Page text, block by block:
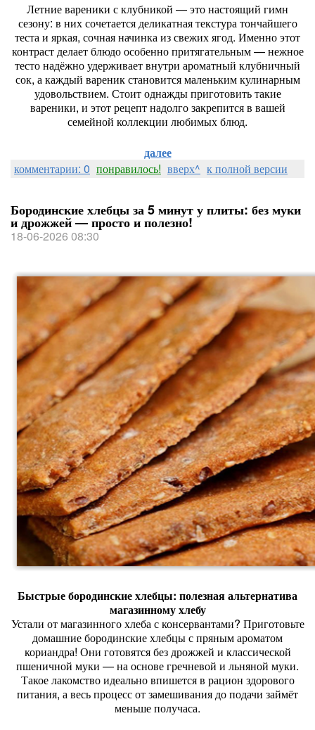
Летниевареники склубникой — этонастоящий гимн
сезону: в нихсочетаетсяделикатнаятекстуратончайшего
тестаи яркая, сочнаяначинкаизсвежихягод. Именноэтот
контрастделаетблюдоособеннопритягательным— нежное
тестонадёжноудерживаетвнутри ароматный клубничный
сок, акаждый вареникстановитсямаленькимкулинарным
удовольствием. Стоитоднаждыприготовитьтакие
вареники, и этотрецептнадолгозакрепитсяв вашей
семейной коллекции любимыхблюд.
далее
комментарии: 0 понравилось! вверх^ к полной версии
Бородинские хлебцы за 5 минут у плиты: без муки
и дрожжей — просто и полезно!
18-06-2026 08:30
Быстрыебородинскиехлебцы: полезнаяальтернатива
магазинномухлебу
Устали отмагазинногохлебасконсервантами? Приготовьте
домашниебородинскиехлебцыспрянымароматом
кориандра! Они готовятсябездрожжей и классической
пшеничной муки — наосновегречневой и льняной муки.
Такоелакомствоидеальновпишетсяв рацион здорового
питания, авесьпроцессотзамешиваниядоподачи займёт
меньшеполучаса.